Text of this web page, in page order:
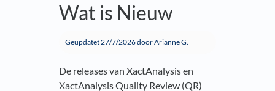
Wat is Nieuw
Geüpdatet27/7/2026door Arianne G.
De releases van XactAnalysis en
XactAnalysis Quality Review (QR)